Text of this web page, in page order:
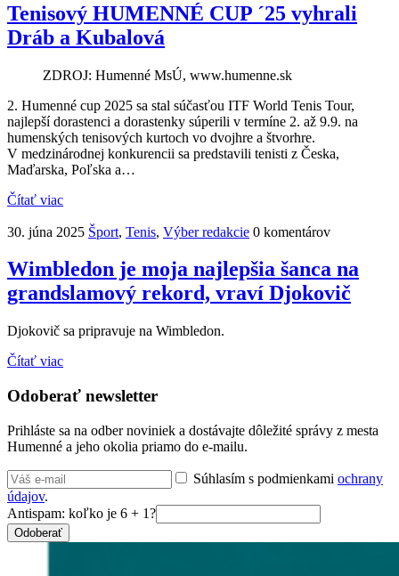
Tenisový HUMENNÉ CUP ´25 vyhrali
Dráb a Kubalová
ZDROJ: Humenné MsÚ, www.humenne.sk
2. Humenné cup 2025 sa stal súčasťou ITF World Tenis Tour,
najlepší dorastenci a dorastenky súperili v termíne 2. až 9.9. na
humenských tenisových kurtoch vo dvojhre a štvorhre.
V medzinárodnej konkurencii sa predstavili tenisti z Česka,
Maďarska, Poľska a…
Čítať viac
30. júna 2025 Šport, Tenis, Výber redakcie 0 komentárov
Wimbledon je moja najlepšia šanca na
grandslamový rekord, vraví Djokovič
Djokovič sa pripravuje na Wimbledon.
Čítať viac
Odoberať newsletter
Prihláste sa na odber noviniek a dostávajte dôležité správy z mesta
Humenné a jeho okolia priamo do e-mailu.
Súhlasím s podmienkami ochrany
údajov.
Antispam: koľko je 6 + 1?
Odoberať